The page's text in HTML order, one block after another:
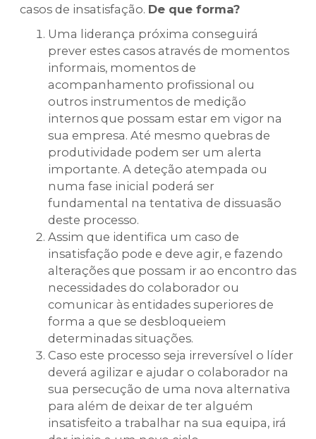
casos de insatisfação. De que forma?
Uma liderança próxima conseguirá
prever estes casos através de momentos
informais, momentos de
acompanhamento profissional ou
outros instrumentos de medição
internos que possam estar em vigor na
sua empresa. Até mesmo quebras de
produtividade podem ser um alerta
importante. A deteção atempada ou
numa fase inicial poderá ser
fundamental na tentativa de dissuasão
deste processo.
Assim que identifica um caso de
insatisfação pode e deve agir, e fazendo
alterações que possam ir ao encontro das
necessidades do colaborador ou
comunicar às entidades superiores de
forma a que se desbloqueiem
determinadas situações.
Caso este processo seja irreversível o líder
deverá agilizar e ajudar o colaborador na
sua persecução de uma nova alternativa
para além de deixar de ter alguém
insatisfeito a trabalhar na sua equipa, irá